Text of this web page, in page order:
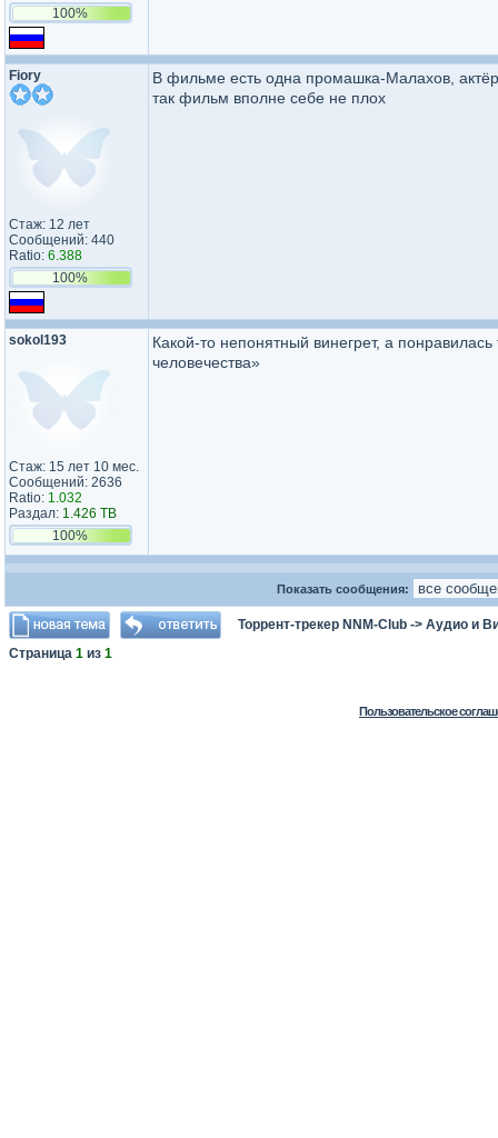
100%
Fiory
Стаж: 12 лет
Сообщений: 440
Ratio: 6.388
100%
В фильме есть одна промашка-Малахов, актёр
так фильм вполне себе не плох
sokol193
Стаж: 15 лет 10 мес.
Сообщений: 2636
Ratio: 1.032
Раздал: 1.426 TB
100%
Какой-то непонятный винегрет, а
человечества»
Показать сообщения:
Торрент-трекер NNM-Club -> Аудио и
Страница 1 из 1
Пользовательское